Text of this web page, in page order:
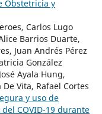
Obstetricia y
Carlos Lugo
Barrios Duarte,
Juan Andrés Pérez
González
Ayala Hung,
Vita, Rafael Cortes
y uso de
COVID-19 durante